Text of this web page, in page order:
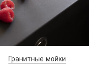
Гранитные мойки